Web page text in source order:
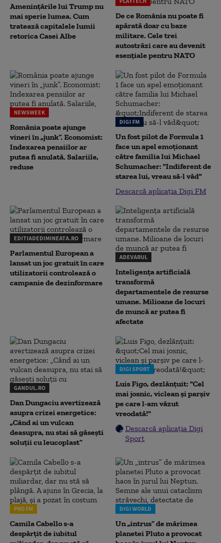
Amenințările lui Trump nu
mai sperie lumea. Cum
tratează capitalele lumii
retorica Casei Albe
De ce România nu poate fi
apărată doar cu baze
militare. Cele trei
autostrăzi care au devenit
esențiale pentru NATO
NEWSWEEK
România poate ajunge
vineri în „junk”. Economist:
Indexarea pensiilor ar
putea fi anulată. Salariile,
reduse
DIGI FM
Un fost pilot de Formula 1
face un apel emoționant
către familia lui Michael
Schumacher: "Indiferent de
starea lui, vreau să-l văd"
Descarcă aplicația Digi FM
EDITIADEDIMINEATA.RO
Parlamentul European a
lansat un joc gratuit în care
utilizatorii controlează o
campanie de dezinformare
ADEVARUL
Inteligența artificială
transformă
departamentele de resurse
umane. Milioane de locuri
de muncă ar putea fi
afectate
GANDUL.RO
Dan Dungaciu avertizează
asupra crizei energetice:
„Când ai un vulcan
deasupra, nu stai să găsești
soluții cu leucoplast”
DIGI SPORT
Luis Figo, dezlănțuit: "Cel
mai josnic, viclean și parșiv
pe care l-am văzut
vreodată!"
Descarcă aplicația Digi
Sport
PRO FM
Camila Cabello s-a
despărțit de iubitul
DIGI WORLD
Un „intrus” de mărimea
planetei Pluto a provocat